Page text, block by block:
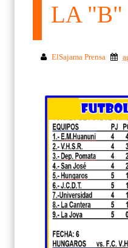
LA "B"
ElSajama Prensa